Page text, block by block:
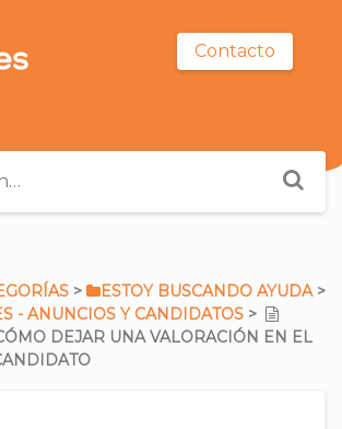
Contacto
​ > ​ ​ESTOY BUSCANDO AYUDA​ >
- ANUNCIOS Y CANDIDATOS ​ > ​
DEJAR UNA VALORACIÓN EN EL